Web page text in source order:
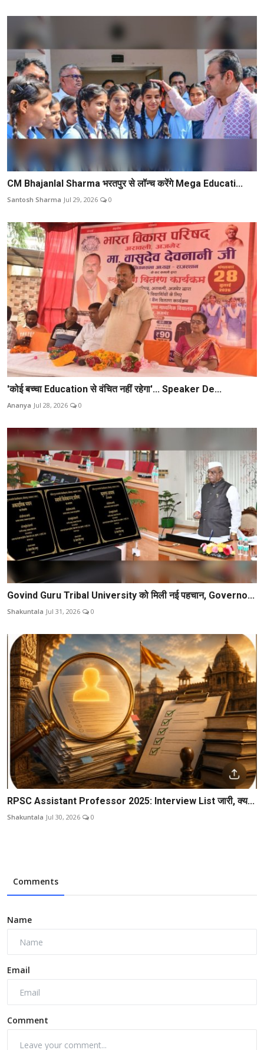
CM Bhajanlal Sharma भरतपुर से लॉन्च करेंगे Mega Educati...
Santosh Sharma Jul 29, 2026 0
'कोई बच्चा Education से वंचित नहीं रहेगा'... Speaker De...
Ananya Jul 28, 2026 0
Govind Guru Tribal University को मिली नई पहचान, Governo...
Shakuntala Jul 31, 2026 0
RPSC Assistant Professor 2025: Interview List जारी, क्य...
Shakuntala Jul 30, 2026 0
Comments
Name
Email
Comment